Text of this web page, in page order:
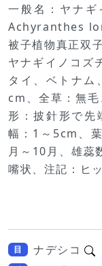
一般名：ヤナギ
Achyranthes
被子植物真正双
ヤナギイノコズ
タイ、ベトナム
cm、全草：無
形：披針形で
幅：1～5cm、
月～10月、雄蕊
嘴状、注記：ヒ
目 ナデシコ